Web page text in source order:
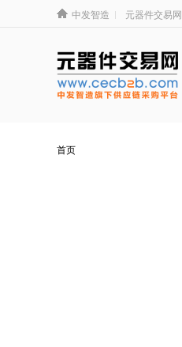
中发智造 元器件交易网
首页